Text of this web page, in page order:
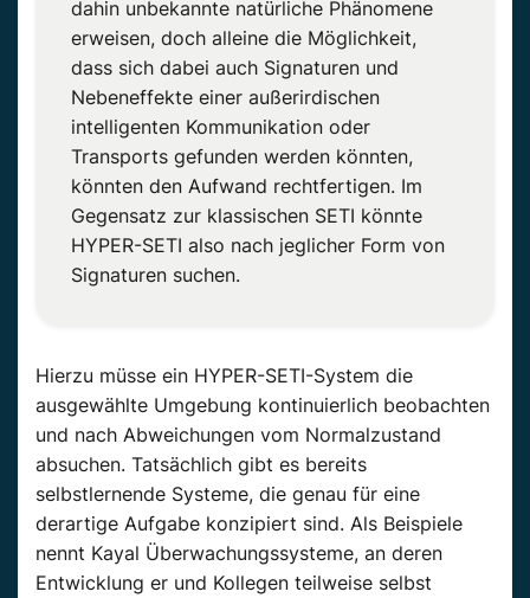
dahin unbekannte natürliche Phänomene
erweisen, doch alleine die Möglichkeit,
dass sich dabei auch Signaturen und
Nebeneffekte einer außerirdischen
intelligenten Kommunikation oder
Transports gefunden werden könnten,
könnten den Aufwand rechtfertigen. Im
Gegensatz zur klassischen SETI könnte
HYPER-SETI also nach jeglicher Form von
Signaturen suchen.
Hierzu müsse ein HYPER-SETI-System die
ausgewählte Umgebung kontinuierlich beobachten
und nach Abweichungen vom Normalzustand
absuchen. Tatsächlich gibt es bereits
selbstlernende Systeme, die genau für eine
derartige Aufgabe konzipiert sind. Als Beispiele
nennt Kayal Überwachungssysteme, an deren
Entwicklung er und Kollegen teilweise selbst